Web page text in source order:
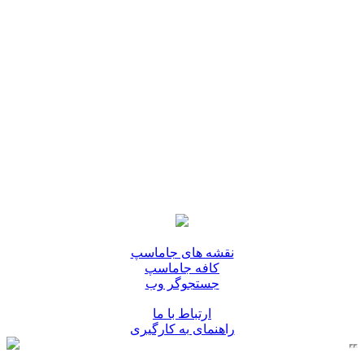
نقشه های جاماسپ
کافه جاماسپ
جستجوگر وب
ارتباط با ما
راهنمای به کارگیری